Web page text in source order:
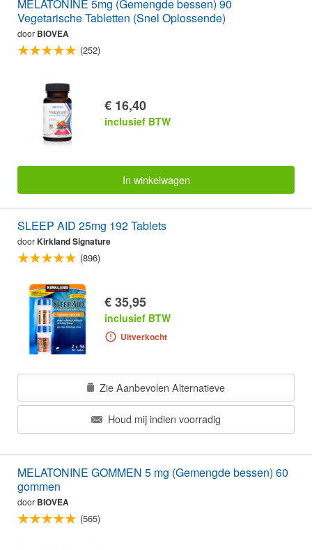
MELATONINE 5mg (Gemengde bessen) 90
Vegetarische Tabletten (Snel Oplossende)
door BIOVEA
(252)
€ 16,40
inclusief BTW
In winkelwagen
SLEEP AID 25mg 192 Tablets
doorKirkland Signature
(896)
€ 35,95
inclusief BTW
Uitverkocht
Zie Aanbevolen Alternatieve
Houd mij indien voorradig
MELATONINE GOMMEN 5 mg (Gemengde bessen) 60
gommen
door BIOVEA
(565)